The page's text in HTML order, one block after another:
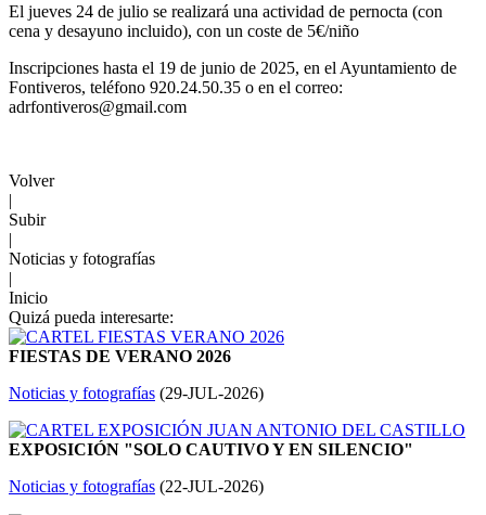
El jueves 24 de julio se realizará una actividad de pernocta (con
cena y desayuno incluido), con un coste de 5€/niño
Inscripciones hasta el 19 de junio de 2025, en el Ayuntamiento de
Fontiveros, teléfono 920.24.50.35 o en el correo:
adrfontiveros@gmail.com
Volver
|
Subir
|
Noticias y fotografías
|
Inicio
Quizá pueda interesarte:
FIESTAS DE VERANO 2026
Noticias y fotografías (29-JUL-2026)
EXPOSICIÓN "SOLO CAUTIVO Y EN SILENCIO"
Noticias y fotografías (22-JUL-2026)